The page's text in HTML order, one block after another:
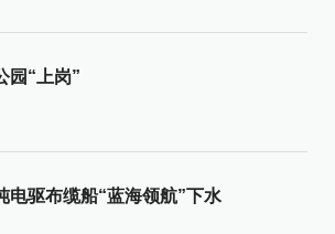
园“上岗”
电驱布缆船“蓝海领航”下水